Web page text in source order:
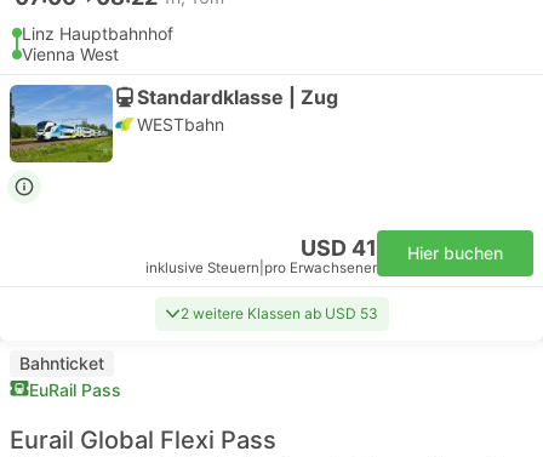
Linz Hauptbahnhof
Vienna West
Standardklasse | Zug
WESTbahn
USD 41
inklusive Steuern pro Erwachsener
Hier buchen
2 weitere Klassen ab USD 53
Bahnticket
EuRail Pass
Eurail Global Flexi Pass